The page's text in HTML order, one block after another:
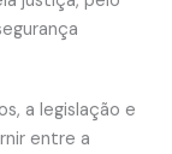
a legislação e
entre a